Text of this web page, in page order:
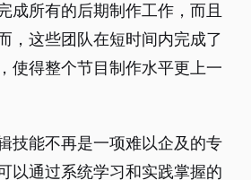
成所有的后期制作工作，而且
，这些团队在短时间内完成了
使得整个节目制作水平更上一
技能不再是一项难以企及的专
以通过系统学习和实践掌握的